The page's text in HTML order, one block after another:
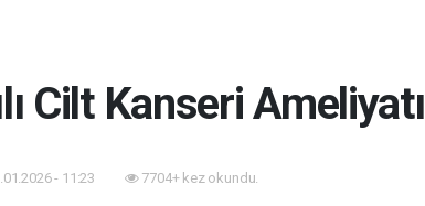
Cilt Kanseri Ameliyatı
- 11:23 7704+ kez okundu.